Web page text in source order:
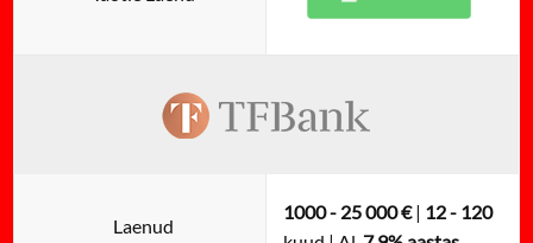
Laenud
1000 - 25 000 €| 12 - 120